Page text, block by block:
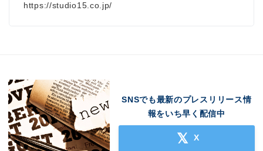
https://studio15.co.jp/
SNSでも最新のプレスリリース情
報をいち早く配信中
X